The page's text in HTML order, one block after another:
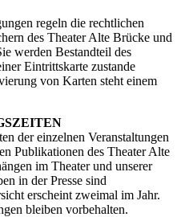
regeln die rechtlichen
des Theater Alte Brücke und
werden Bestandteil des
Eintrittskarte zustande
von Karten steht einem
der einzelnen Veranstaltungen
Publikationen des Theater Alte
im Theater und unserer
in der Presse sind
erscheint zweimal im Jahr.
bleiben vorbehalten.